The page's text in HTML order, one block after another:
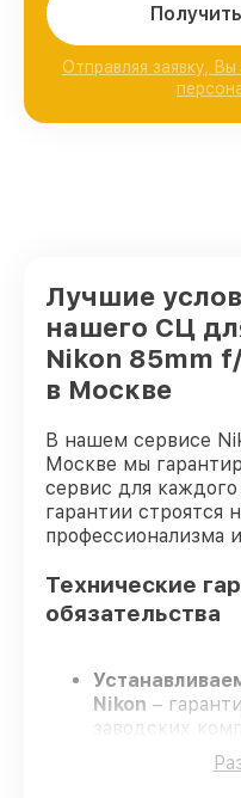
Отправляя заявку,
Лучшие
нашего СЦ
Nikon 85mm
в Москве
В нашем сервисе
Москве мы
сервис для
гарантии строятся
профессионализма
Технические
обязательства
Nikon –
заводских
проходят